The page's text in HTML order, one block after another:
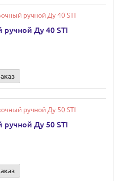
Ду 40 STI
Ду 50 STI